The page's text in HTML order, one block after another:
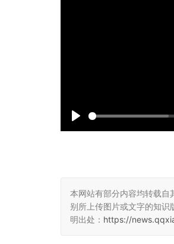
P
本网站有部分内容均转载自
别所上传图片或文字的知
明出处： https://